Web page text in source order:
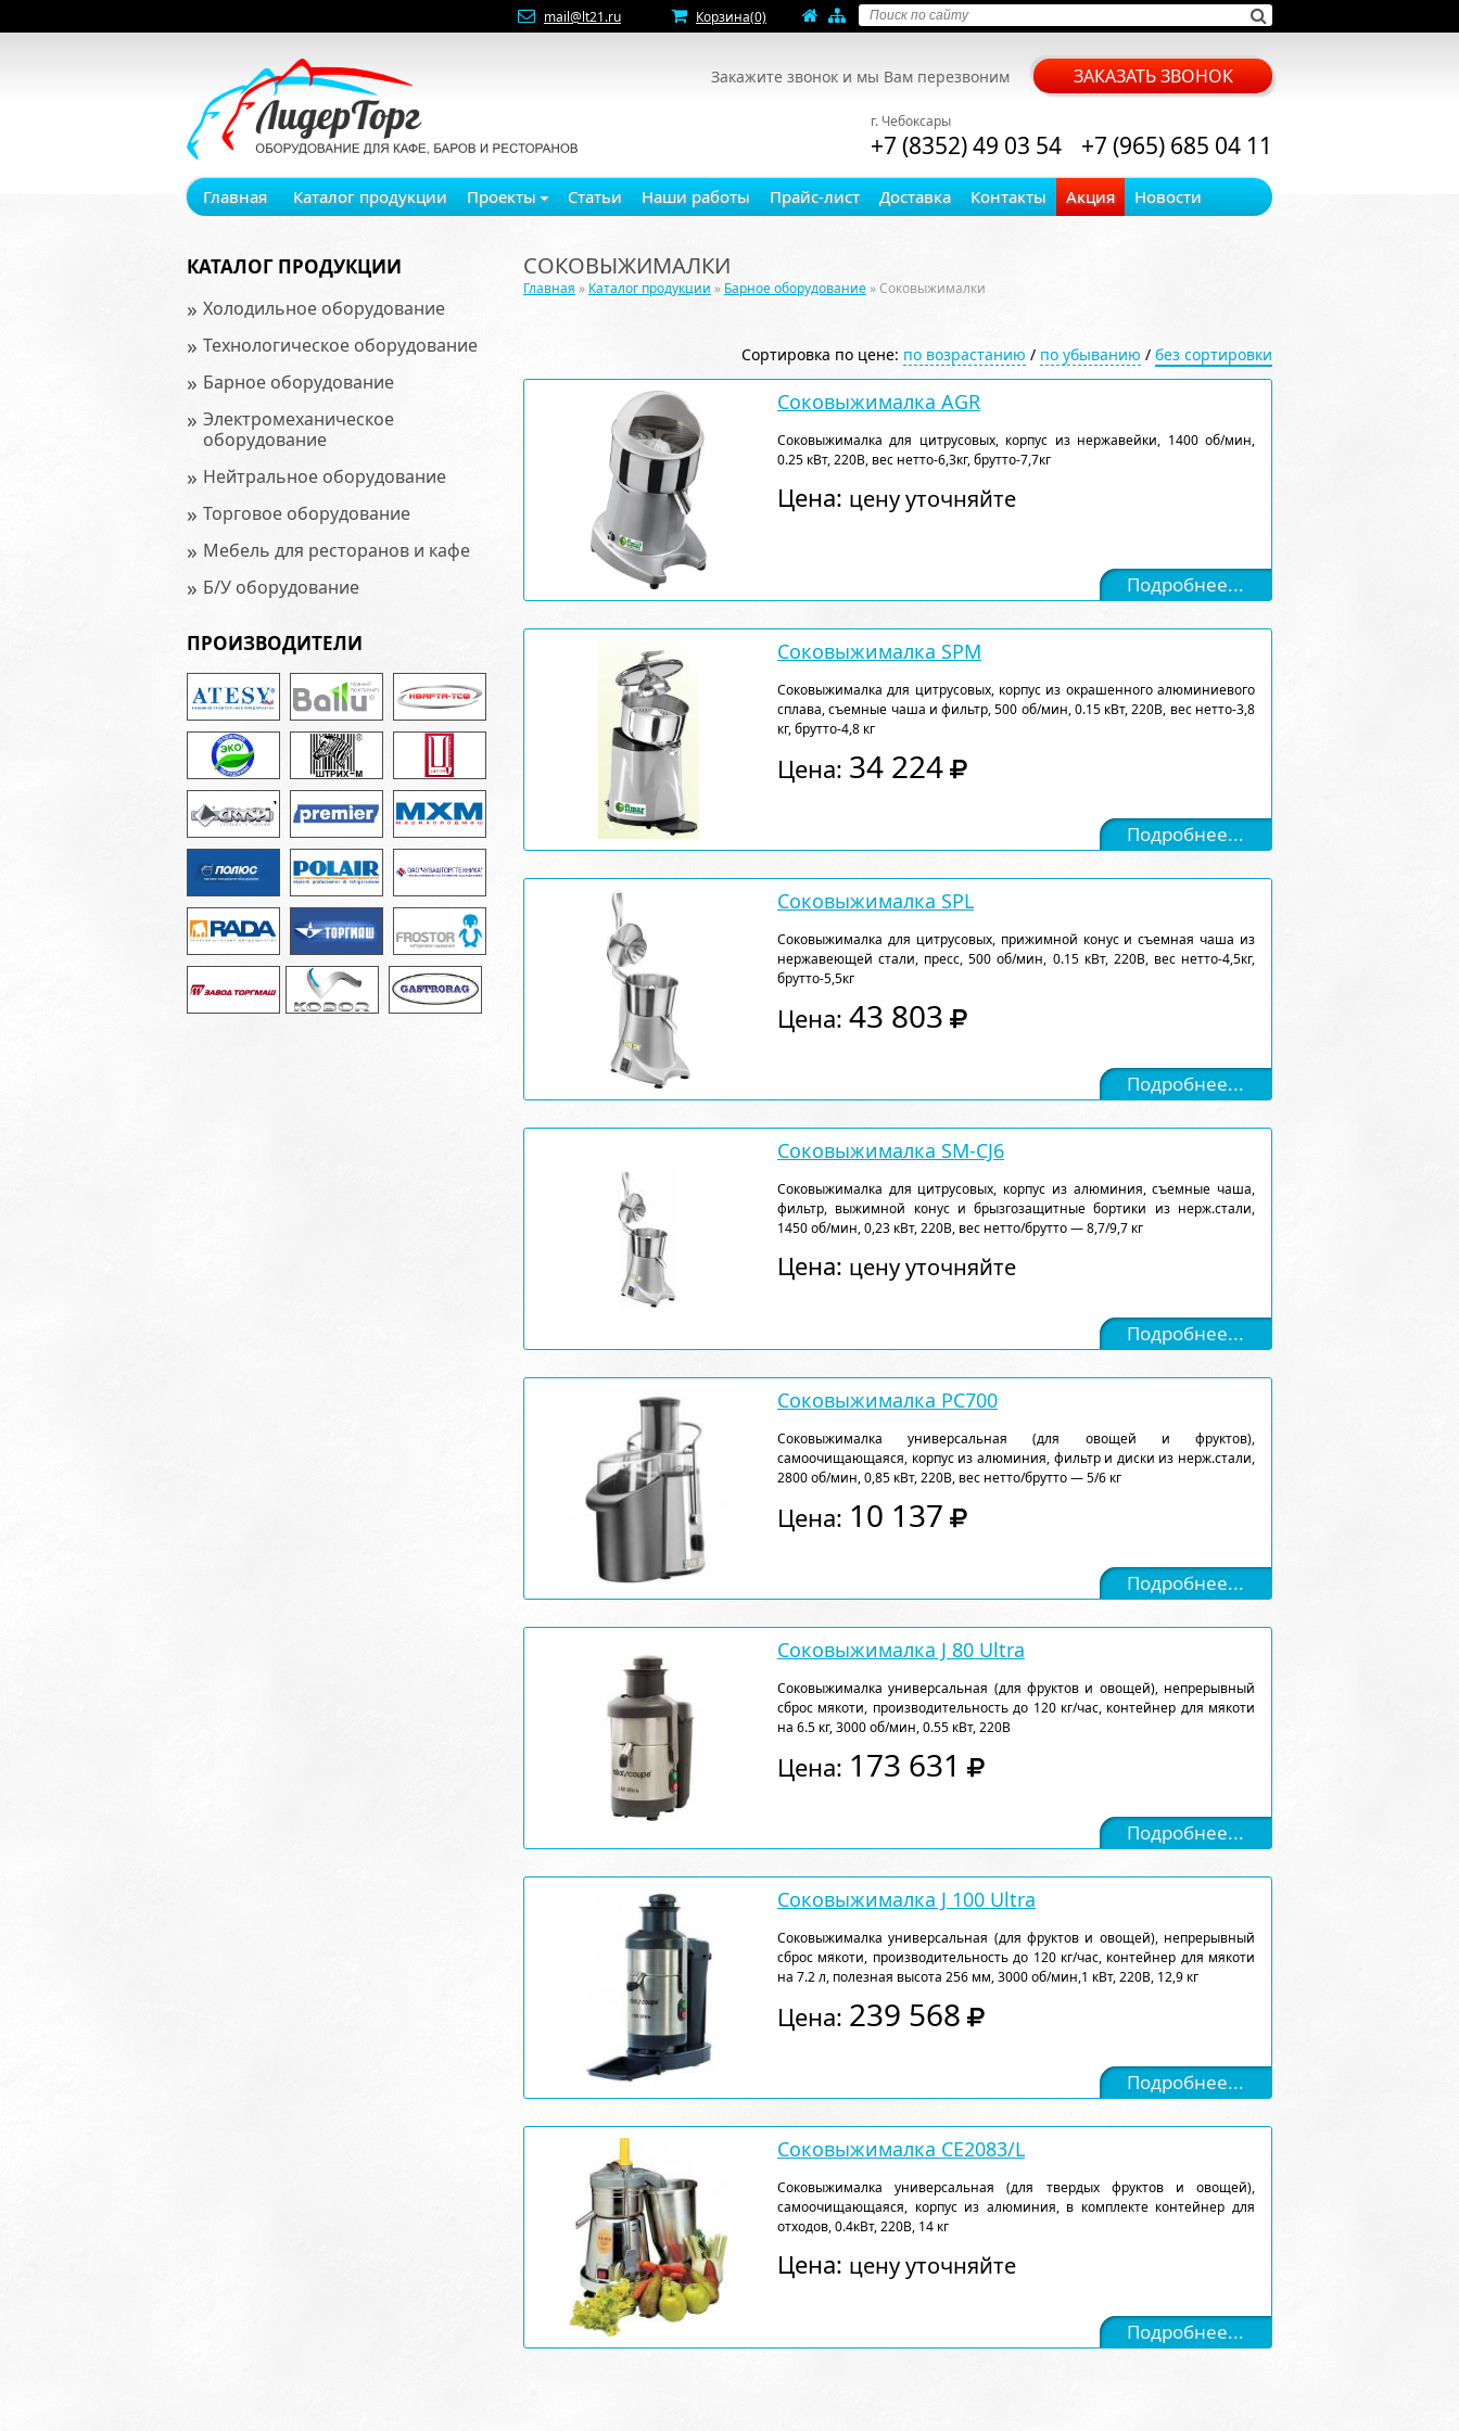
mail@lt21.ru Корзина(0)
Закажите звонок и мы Вам перезвоним ЗАКАЗАТЬ ЗВОНОК
г. Чебоксары
+7 (8352) 49 03 54 +7 (965) 685 04 11
Главная Каталог продукции Проекты Статьи Наши работы Прайс-лист Доставка Контакты Акция Новости
КАТАЛОГ ПРОДУКЦИИ
» Холодильное оборудование
» Технологическое оборудование
» Барное оборудование
» Электромеханическое
оборудование
» Нейтральное оборудование
» Торговое оборудование
» Мебель для ресторанов и кафе
» Б/У оборудование
ПРОИЗВОДИТЕЛИ
СОКОВЫЖИМАЛКИ
Главная » Каталог продукции » Барное оборудование » Соковыжималки
Сортировка по цене: по возрастанию / по убыванию / без сортировки
Соковыжималка AGR
Соковыжималка для цитрусовых, корпус из нержавейки, 1400 об/мин,
0.25 кВт, 220В, вес нетто-6,3кг, брутто-7,7кг
Цена: цену уточняйте
Подробнее...
Соковыжималка SPM
Соковыжималка для цитрусовых, корпус из окрашенного алюминиевого
сплава, съемные чаша и фильтр, 500 об/мин, 0.15 кВт, 220В, вес нетто-3,8
кг, брутто-4,8 кг
Цена: 34 224
Подробнее...
Соковыжималка SPL
Соковыжималка для цитрусовых, прижимной конус и съемная чаша из
нержавеющей стали, пресс, 500 об/мин, 0.15 кВт, 220В, вес нетто-4,5кг,
брутто-5,5кг
Цена: 43 803
Подробнее...
Соковыжималка SM-CJ6
Соковыжималка для цитрусовых, корпус из алюминия, съемные чаша,
фильтр, выжимной конус и брызгозащитные бортики из нерж.стали,
1450 об/мин, 0,23 кВт, 220В, вес нетто/брутто — 8,7/9,7 кг
Цена: цену уточняйте
Подробнее...
Соковыжималка PC700
Соковыжималка универсальная (для овощей и фруктов),
самоочищающаяся, корпус из алюминия, фильтр и диски из нерж.стали,
2800 об/мин, 0,85 кВт, 220В, вес нетто/брутто — 5/6 кг
Цена: 10 137
Подробнее...
Соковыжималка J 80 Ultra
Соковыжималка универсальная (для фруктов и овощей), непрерывный
сброс мякоти, производительность до 120 кг/час, контейнер для мякоти
на 6.5 кг, 3000 об/мин, 0.55 кВт, 220В
Цена: 173 631
Подробнее...
Соковыжималка J 100 Ultra
Соковыжималка универсальная (для фруктов и овощей), непрерывный
сброс мякоти, производительность до 120 кг/час, контейнер для мякоти
на 7.2 л, полезная высота 256 мм, 3000 об/мин,1 кВт, 220В, 12,9 кг
Цена: 239 568
Подробнее...
Соковыжималка CE2083/L
Соковыжималка универсальная (для твердых фруктов и овощей),
самоочищающаяся, корпус из алюминия, в комплекте контейнер для
отходов, 0.4кВт, 220В, 14 кг
Цена: цену уточняйте
Подробнее...